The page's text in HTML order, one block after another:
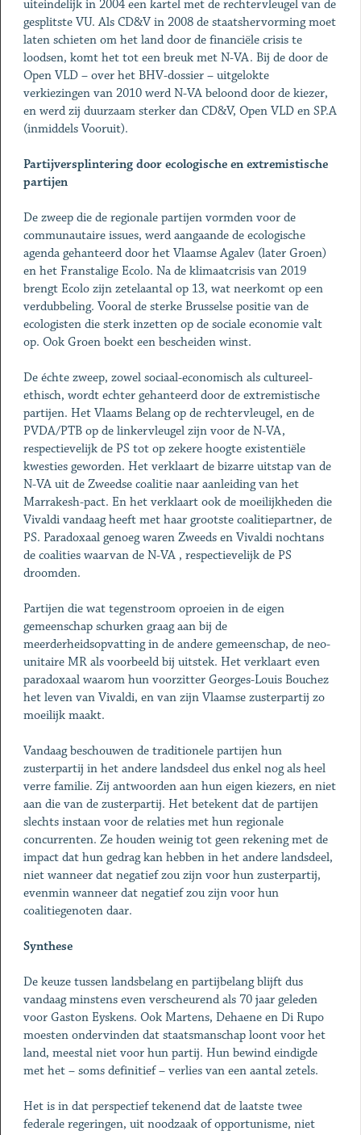
uiteindelijk in 2004 een kartel met de rechtervleugel van de
gesplitste VU. Als CD&V in 2008 de staatshervorming moet
laten schieten om het land door de financiële crisis te
loodsen, komt het tot een breuk met N-VA. Bij de door de
Open VLD – over het BHV-dossier – uitgelokte
verkiezingen van 2010 werd N-VA beloond door de kiezer,
en werd zij duurzaam sterker dan CD&V, Open VLD en SP.A
(inmiddels Vooruit).
Partijversplintering door ecologische en extremistische
partijen
De zweep die de regionale partijen vormden voor de
communautaire issues, werd aangaande de ecologische
agenda gehanteerd door het Vlaamse Agalev (later Groen)
en het Franstalige Ecolo. Na de klimaatcrisis van 2019
brengt Ecolo zijn zetelaantal op 13, wat neerkomt op een
verdubbeling. Vooral de sterke Brusselse positie van de
ecologisten die sterk inzetten op de sociale economie valt
op. Ook Groen boekt een bescheiden winst.
De échte zweep, zowel sociaal-economisch als cultureel-
ethisch, wordt echter gehanteerd door de extremistische
partijen. Het Vlaams Belang op de rechtervleugel, en de
PVDA/PTB op de linkervleugel zijn voor de N-VA,
respectievelijk de PS tot op zekere hoogte existentiële
kwesties geworden. Het verklaart de bizarre uitstap van de
N-VA uit de Zweedse coalitie naar aanleiding van het
Marrakesh-pact. En het verklaart ook de moeilijkheden die
Vivaldi vandaag heeft met haar grootste coalitiepartner, de
PS. Paradoxaal genoeg waren Zweeds en Vivaldi nochtans
de coalities waarvan de N-VA , respectievelijk de PS
droomden.
Partijen die wat tegenstroom oproeien in de eigen
gemeenschap schurken graag aan bij de
meerderheidsopvatting in de andere gemeenschap, de neo-
unitaire MR als voorbeeld bij uitstek. Het verklaart even
paradoxaal waarom hun voorzitter Georges-Louis Bouchez
het leven van Vivaldi, en van zijn Vlaamse zusterpartij zo
moeilijk maakt.
Vandaag beschouwen de traditionele partijen hun
zusterpartij in het andere landsdeel dus enkel nog als heel
verre familie. Zij antwoorden aan hun eigen kiezers, en niet
aan die van de zusterpartij. Het betekent dat de partijen
slechts instaan voor de relaties met hun regionale
concurrenten. Ze houden weinig tot geen rekening met de
impact dat hun gedrag kan hebben in het andere landsdeel,
niet wanneer dat negatief zou zijn voor hun zusterpartij,
evenmin wanneer dat negatief zou zijn voor hun
coalitiegenoten daar.
Synthese
De keuze tussen landsbelang en partijbelang blijft dus
vandaag minstens even verscheurend als 70 jaar geleden
voor Gaston Eyskens. Ook Martens, Dehaene en Di Rupo
moesten ondervinden dat staatsmanschap loont voor het
land, meestal niet voor hun partij. Hun bewind eindigde
met het – soms definitief – verlies van een aantal zetels.
Het is in dat perspectief tekenend dat de laatste twee
federale regeringen, uit noodzaak of opportunisme, niet